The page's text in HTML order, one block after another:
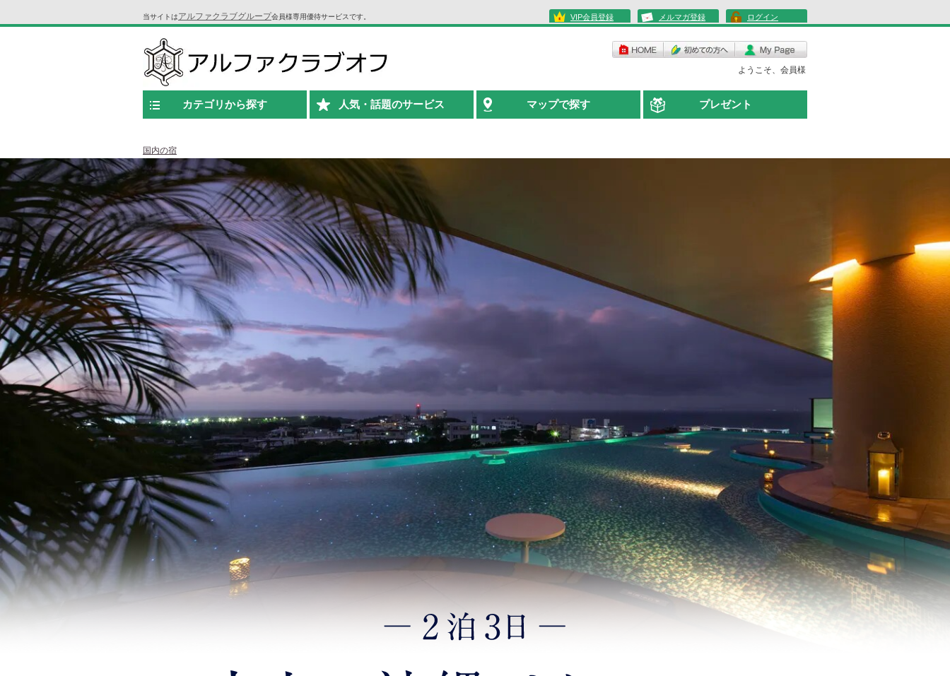
当サイトはアルファクラブグループ会員様専用優待サービスです。 VIP会員登録 メルマガ登録 ログイン
ようこそ、会員様
カテゴリから探す 人気・話題のサービス マップで探す プレゼント
国内の宿